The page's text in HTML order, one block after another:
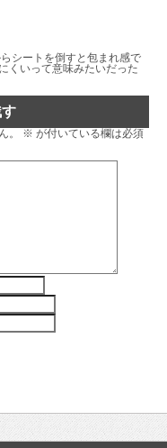
シートを倒すと包まれ感で
くいって意味みたいだった
。 ※ が付いている欄は必須